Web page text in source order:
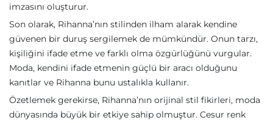
imzasını oluşturur.
Son olarak, Rihanna’nın stilinden ilham alarak kendine
güvenen bir duruş sergilemek de mümkündür. Onun tarzı,
kişiliğini ifade etme ve farklı olma özgürlüğünü vurgular.
Moda, kendini ifade etmenin güçlü bir aracı olduğunu
kanıtlar ve Rihanna bunu ustalıkla kullanır.
Özetlemek gerekirse, Rihanna’nın orijinal stil fikirleri, moda
dünyasında büyük bir etkiye sahip olmuştur. Cesur renk